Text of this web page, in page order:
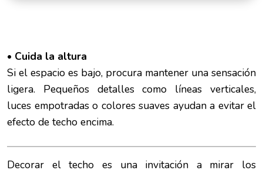
• Cuida la altura
Si el espacio es bajo, procura mantener una sensación
ligera. Pequeños detalles como líneas verticales,
luces empotradas o colores suaves ayudan a evitar el
efecto de techo encima.
Decorar el techo es una invitación a mirar los